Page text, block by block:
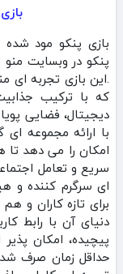
بازی ‏‏‏‏‏‏‏‏پنکو مود
پنکو در وبسایت
.این بازی تجربه‌ ای
که با ترکیب
دیجیتال، فضایی
با ارائه مجموعه‌ ای
امکان را می‌ دهد
سریع و تعامل
ای سرگرم‌ کننده و
برای تازه‌ کاران و
دنیای آن با رابط
پیچیده، امکان‌
حداقل زمان صرف